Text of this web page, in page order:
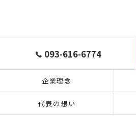
093-616-6774
企業理念
代表の想い